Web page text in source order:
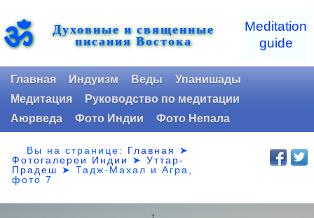
ॐ Духовные и священные
писания Востока
Meditation
guide
Главная Индуизм Веды
Упанишады
Медитация
Руководство по медитации
Аюрведа
Фото Индии Фото Непала
Вы на странице: Главная
➤
Фотогалереи Индии
➤Уттар-
Прадеш ➤Тадж-Махал и Агра,
фото 7